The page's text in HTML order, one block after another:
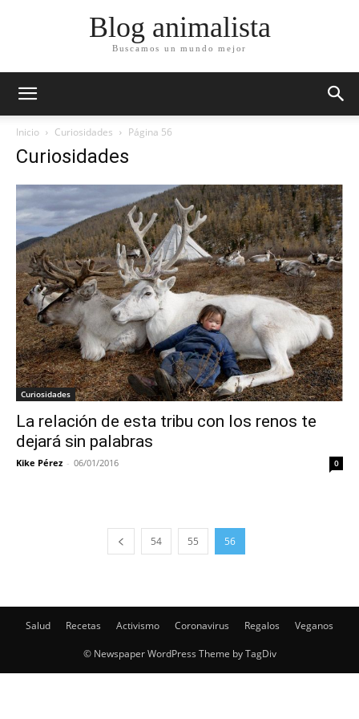
Blog animalista
Buscamos un mundo mejor
Inicio Curiosidades Página 56
Curiosidades
Curiosidades
La relación de esta tribu con los renos te
dejará sin palabras
Kike Pérez - 06/01/2016 0
54 55 56
Salud Recetas Activismo Coronavirus Regalos Veganos
© Newspaper WordPress Theme by TagDiv